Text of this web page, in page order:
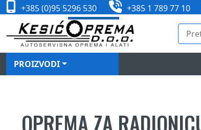
+385 (0)95 5296 530 +385 1 789 77 10
PROIZVODI
OPREMA ZA